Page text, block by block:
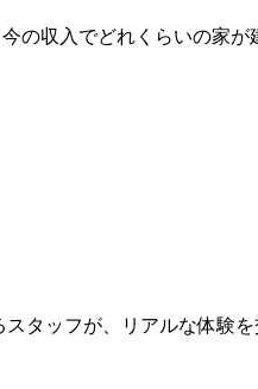
の収入でどれくらいの家
タッフが、リアルな体験